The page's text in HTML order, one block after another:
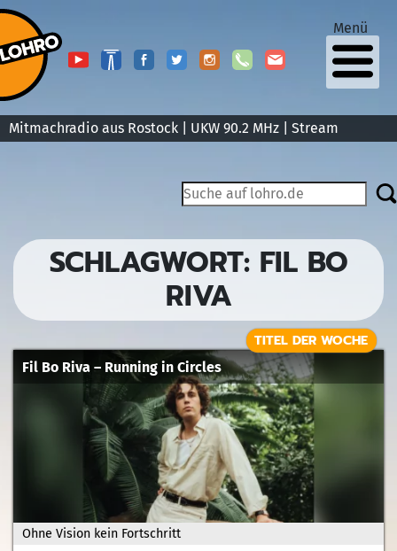
Mitmachradio aus Rostock | UKW 90.2 MHz | Stream
Menü
SCHLAGWORT: FIL BO
RIVA
Ohne Vision kein Fortschritt
Fil Bo Riva – Running in Circles
TITEL DER WOCHE